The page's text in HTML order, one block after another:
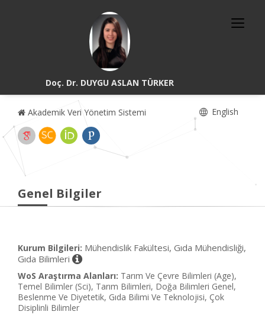
Doç. Dr. DUYGU ASLAN TÜRKER
Akademik Veri Yönetim Sistemi English
Genel Bilgiler
Kurum Bilgileri: Mühendislik Fakültesi, Gıda Mühendisliği,
Gıda Bilimleri
WoS Araştırma Alanları: Tarım Ve Çevre Bilimleri (Age),
Temel Bilimler (Sci), Tarım Bilimleri, Doğa Bilimleri Genel,
Beslenme Ve Diyetetik, Gıda Bilimi Ve Teknolojisi, Çok
Disiplinli Bilimler